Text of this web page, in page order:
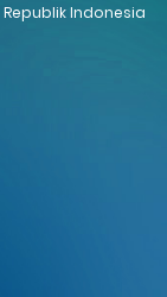
Indonesia